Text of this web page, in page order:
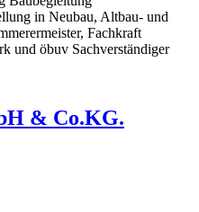
in Neubau, Altbau- und
Fachkraft
und öbuv Sachverständiger
& Co.KG.